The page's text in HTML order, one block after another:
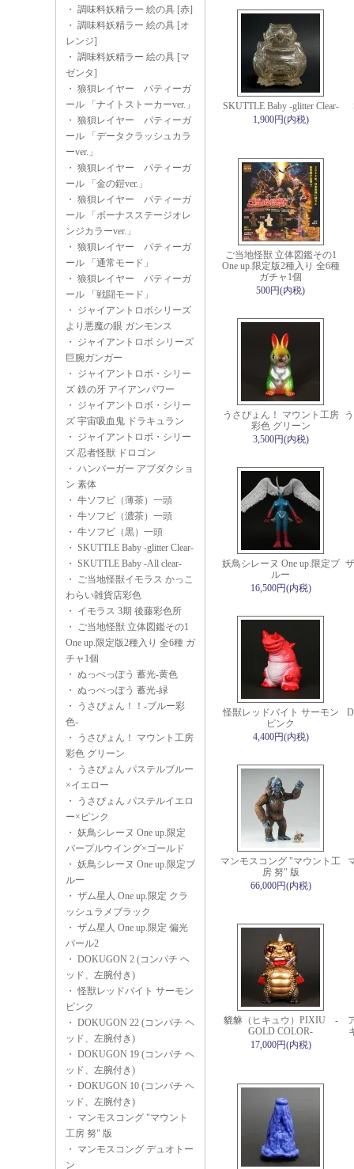
・ 調味料妖精ラー 絵の具 [赤]
・ 調味料妖精ラー 絵の具 [オ
レンジ]
・ 調味料妖精ラー 絵の具 [マ
ゼンタ]
・ 狼狽レイヤー パティーガ
ール 「ナイトストーカーver.」
・ 狼狽レイヤー パティーガ
ール 「データクラッシュカラ
ーver.」
・ 狼狽レイヤー パティーガ
ール 「金の鎧ver.」
・ 狼狽レイヤー パティーガ
ール 「ボーナスステージオレ
ンジカラーver.」
・ 狼狽レイヤー パティーガ
ール 「通常モード」
・ 狼狽レイヤー パティーガ
ール 「戦闘モード」
・ ジャイアントロボシリーズ
より悪魔の眼 ガンモンス
・ ジャイアントロボ シリーズ
巨腕ガンガー
・ ジャイアントロボ・シリー
ズ 鉄の牙 アイアンパワー
・ ジャイアントロボ・シリー
ズ 宇宙吸血鬼 ドラキュラン
・ ジャイアントロボ・シリー
ズ 忍者怪獣 ドロゴン
・ ハンバーガー アブダクショ
ン 素体
・ 牛ソフビ（薄茶）一頭
・ 牛ソフビ（濃茶）一頭
・ 牛ソフビ（黒）一頭
・ SKUTTLE Baby -glitter Clear-
・ SKUTTLE Baby -All clear-
・ ご当地怪獣イモラス かっこ
わらい雑貨店彩色
・ イモラス 3期 後藤彩色所
・ ご当地怪獣 立体図鑑その1
One up.限定版2種入り 全6種 ガ
チャ1個
・ ぬっぺっぽう 蓄光-黄色
・ ぬっぺっぽう 蓄光-緑
・
うさぴょん！！-ブルー彩
色-
・
うさぴょん！ マウント工房
彩色 グリーン
・
うさぴょん パステルブルー
×イエロー
・
うさぴょん パステルイエロ
ー×ピンク
・ 妖鳥シレーヌ One up.限定
パープルウイング×ゴールド
・ 妖鳥シレーヌ One up.限定ブ
ルー
・ ザム星人 One up.限定 クラ
ッシュラメブラック
・ ザム星人 One up.限定 偏光
パール2
・ DOKUGON 2 (コンパチ ヘ
ッド、左腕付き)
・怪獣レッドバイト サーモン
ピンク
・ DOKUGON 22 (コンパチ ヘ
ッド、左腕付き)
・ DOKUGON 19 (コンパチ ヘ
ッド、左腕付き)
・ DOKUGON 10 (コンパチ ヘ
ッド、左腕付き)
・ マンモスコング "マウント
工房 努" 版
・ マンモスコング デュオトー
ン
SKUTTLE Baby -glitter Clear-
1,900円(内税)
ご当地怪獣 立体図鑑その1
One up.限定版2種入り 全6種
ガチャ1個
500円(内税)
うさぴょん！ マウント工房
彩色 グリーン
3,500円(内税)
妖鳥シレーヌ One up.限定ブ
ルー
16,500円(内税)
怪獣レッドバイト サーモン
ピンク
4,400円(内税)
マンモスコング "マウント工
房 努" 版
66,000円(内税)
貔貅（ヒキュウ）PIXIU -
GOLD COLOR-
17,000円(内税)